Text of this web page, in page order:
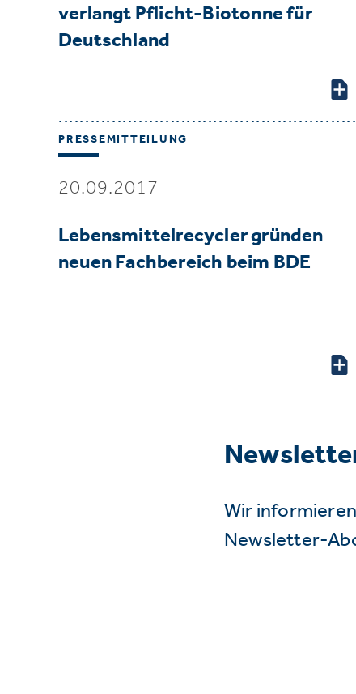
verlangt Pflicht-Biotonne für
Deutschland
PRESSEMITTEILUNG
20.09.2017
Lebensmittelrecycler gründen
neuen Fachbereich beim BDE
Wir
Newsletter-